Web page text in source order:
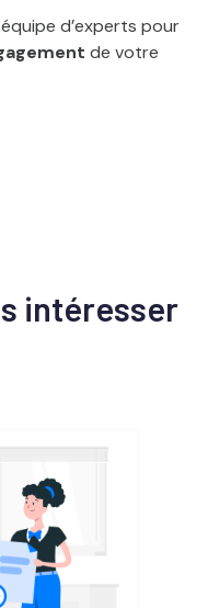
d’experts pour
de votre
intéresser